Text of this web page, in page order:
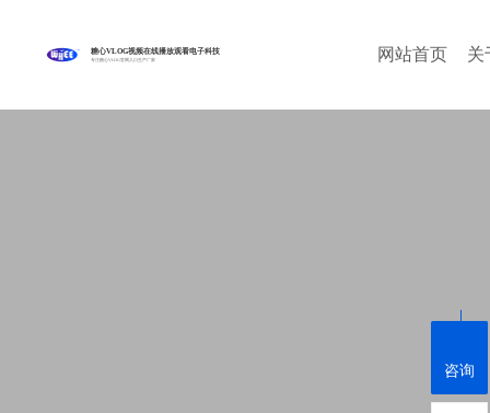
糖心VLOG视频在线播放观看电子科技
专注糖心VLOG官网入口生产厂家 网站首页 关
咨询